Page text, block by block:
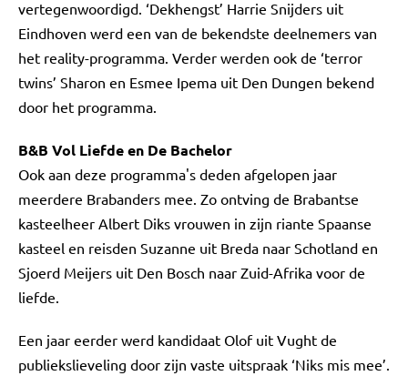
vertegenwoordigd. ‘Dekhengst’ Harrie Snijders uit
Eindhoven werd een van de bekendste deelnemers van
het reality-programma. Verder werden ook de ‘terror
twins’ Sharon en Esmee Ipema uit Den Dungen bekend
door het programma.
B&B Vol Liefde en De Bachelor
Ook aan deze programma's deden afgelopen jaar
meerdere Brabanders mee. Zo ontving de Brabantse
kasteelheer Albert Diks vrouwen in zijn riante Spaanse
kasteel en reisden Suzanne uit Breda naar Schotland en
Sjoerd Meijers uit Den Bosch naar Zuid-Afrika voor de
liefde.
Een jaar eerder werd kandidaat Olof uit Vught de
publiekslieveling door zijn vaste uitspraak ‘Niks mis mee’.